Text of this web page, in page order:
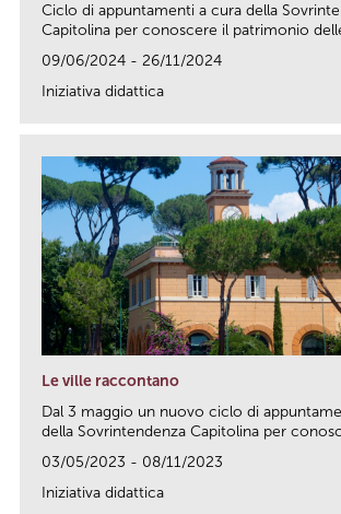
Ciclo di appuntamenti a cura della
Capitolina per conoscere il patrimonio
09/06/2024 - 26/11/2024
Iniziativa didattica
Le ville raccontano
Dal 3 maggio un nuovo ciclo di
della Sovrintendenza Capitolina per
03/05/2023 - 08/11/2023
Iniziativa didattica